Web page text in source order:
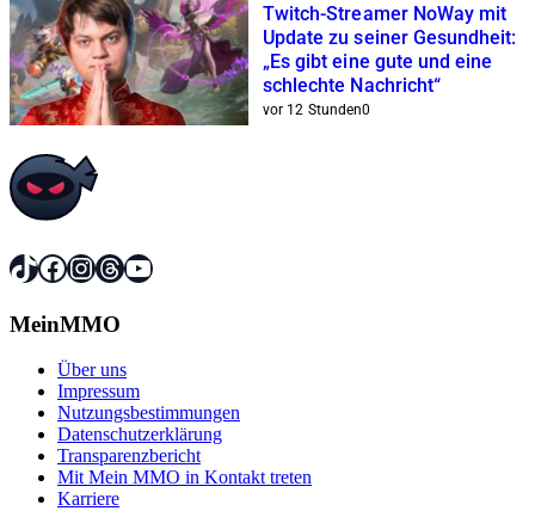
Twitch-Streamer NoWay mit
Update zu seiner Gesundheit:
„Es gibt eine gute und eine
schlechte Nachricht“
vor 12 Stunden0
TikTok
Facebook
Instagram
Threads
YouTube
MeinMMO
Über uns
Impressum
Nutzungsbestimmungen
Datenschutzerklärung
Transparenzbericht
Mit Mein MMO in Kontakt treten
Karriere